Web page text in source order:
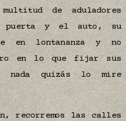
de aduladores
puerta y el auto, su
en lontananza y no
en lo que fijar sus
quizás lo mire
recorremos las calles